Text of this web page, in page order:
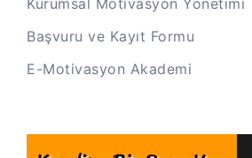
Kurumsal Motivasyon Yönetimi
Başvuru ve Kayıt Formu
E-Motivasyon Akademi